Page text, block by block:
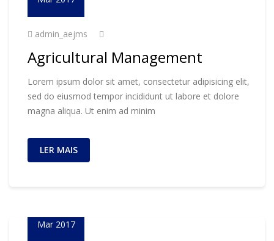
admin_aejms
Agricultural Management
Lorem ipsum dolor sit amet, consectetur adipisicing elit,
sed do eiusmod tempor incididunt ut labore et dolore
magna aliqua. Ut enim ad minim
LER MAIS
Mar 2017